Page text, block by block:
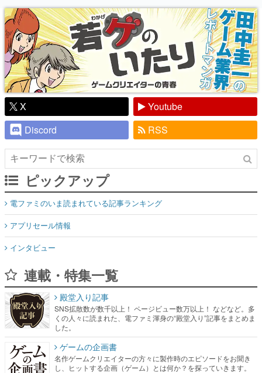
り】
X
Youtube
Discord
RSS
ピックアップ
電ファミのいま読まれている記事ランキング
アプリセール情報
インタビュー
連載・特集一覧
殿堂入り記事
SNS拡散数が数千以上！ ページビュー数万以上！ などなど。多
くの人々に読まれた、電ファミ渾身の“殿堂入り”記事をまとめま
した。
ゲームの企画書
名作ゲームクリエイターの方々に製作時のエピソードをお聞き
し、ヒットする企画（ゲーム）とは何か？を探っていきます。